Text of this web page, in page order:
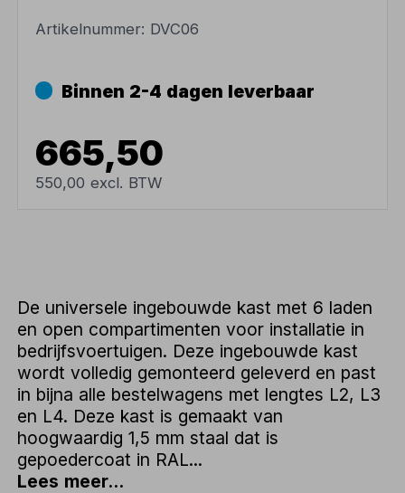
Artikelnummer: DVC06
Binnen 2-4 dagen leverbaar
665,50
550,00 excl. BTW
De universele ingebouwde kast met 6 laden
en open compartimenten voor installatie in
bedrijfsvoertuigen. Deze ingebouwde kast
wordt volledig gemonteerd geleverd en past
in bijna alle bestelwagens met lengtes L2, L3
en L4. Deze kast is gemaakt van
hoogwaardig 1,5 mm staal dat is
gepoedercoat in RAL...
Lees meer...